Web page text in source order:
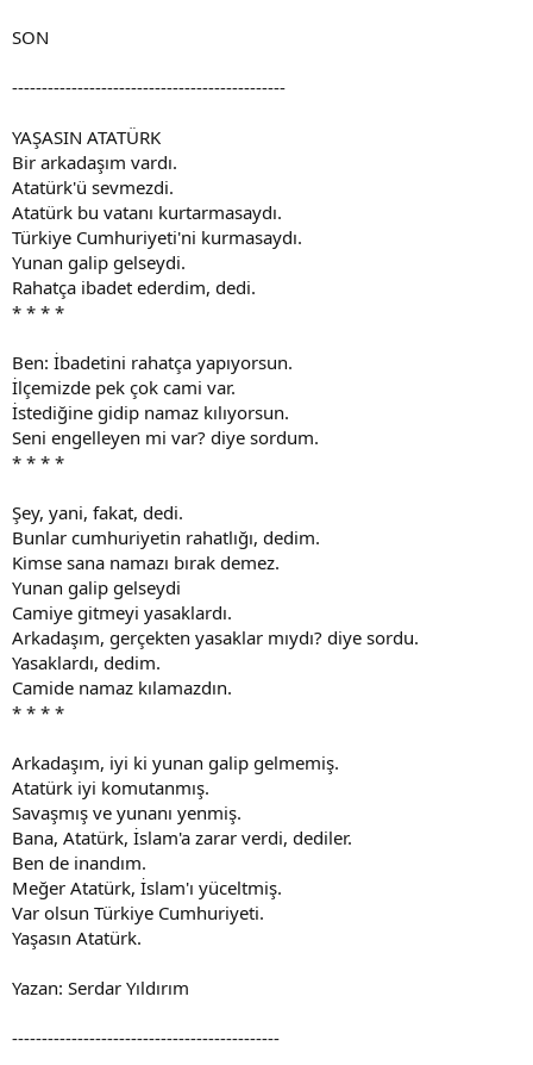
SON
----------------------------------------------
YAŞASIN ATATÜRK
Bir arkadaşım vardı.
Atatürk'ü sevmezdi.
Atatürk bu vatanı kurtarmasaydı.
Türkiye Cumhuriyeti'ni kurmasaydı.
Yunan galip gelseydi.
Rahatça ibadet ederdim, dedi.
* * * *
Ben: İbadetini rahatça yapıyorsun.
İlçemizde pek çok cami var.
İstediğine gidip namaz kılıyorsun.
Seni engelleyen mi var? diye sordum.
* * * *
Şey, yani, fakat, dedi.
Bunlar cumhuriyetin rahatlığı, dedim.
Kimse sana namazı bırak demez.
Yunan galip gelseydi
Camiye gitmeyi yasaklardı.
Arkadaşım, gerçekten yasaklar mıydı? diye sordu.
Yasaklardı, dedim.
Camide namaz kılamazdın.
* * * *
Arkadaşım, iyi ki yunan galip gelmemiş.
Atatürk iyi komutanmış.
Savaşmış ve yunanı yenmiş.
Bana, Atatürk, İslam'a zarar verdi, dediler.
Ben de inandım.
Meğer Atatürk, İslam'ı yüceltmiş.
Var olsun Türkiye Cumhuriyeti.
Yaşasın Atatürk.
Yazan: Serdar Yıldırım
---------------------------------------------